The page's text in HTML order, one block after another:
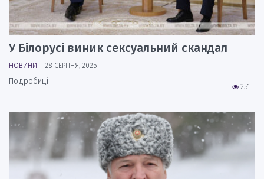
У Білорусі виник сексуальний скандал
НОВИНИ 28 СЕРПНЯ, 2025
251
Подробиці